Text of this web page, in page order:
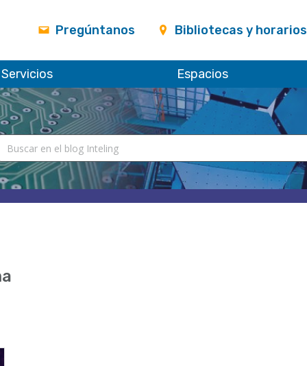
Pregúntanos Bibliotecas y horarios
Servicios Espacios